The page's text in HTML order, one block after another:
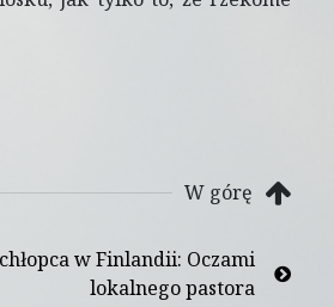
W górę
w Finlandii: Oczami
lokalnego pastora